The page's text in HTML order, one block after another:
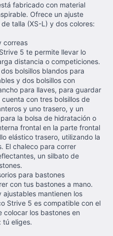
fabricado con material
Ofrece un ajuste
talla (XS-L) y dos colores:
correas
5 te permite llevar lo
distancia o competiciones.
bolsillos blandos para
y dos bolsillos con
para llaves, para guardar
con tres bolsillos de
y uno trasero, y un
la bolsa de hidratación o
frontal en la parte frontal
elástico trasero, utilizando la
El chaleco para correr
un silbato de
para bastones
con tus bastones a mano.
mantienen los
Strive 5 es compatible con el
colocar los bastones en
tú eliges.